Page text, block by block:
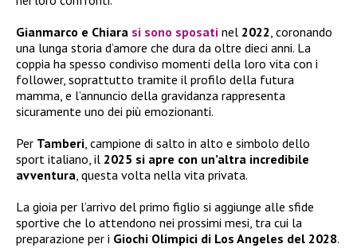
Gianmarco e Chiara si sono sposati nel 2022, coronando
una lunga storia d’amore che dura da oltre dieci anni. La
coppia ha spesso condiviso momenti della loro vita con i
follower, soprattutto tramite il profilo della futura
mamma, e l’annuncio della gravidanza rappresenta
sicuramente uno dei più emozionanti.
Per Tamberi, campione di salto in alto e simbolo dello
sport italiano, il 2025 si apre con un’altra incredibile
avventura, questa volta nella vita privata.
La gioia per l’arrivo del primo figlio si aggiunge alle sfide
sportive che lo attendono nei prossimi mesi, tra cui la
preparazione per i Giochi Olimpici di Los Angeles del 2028.